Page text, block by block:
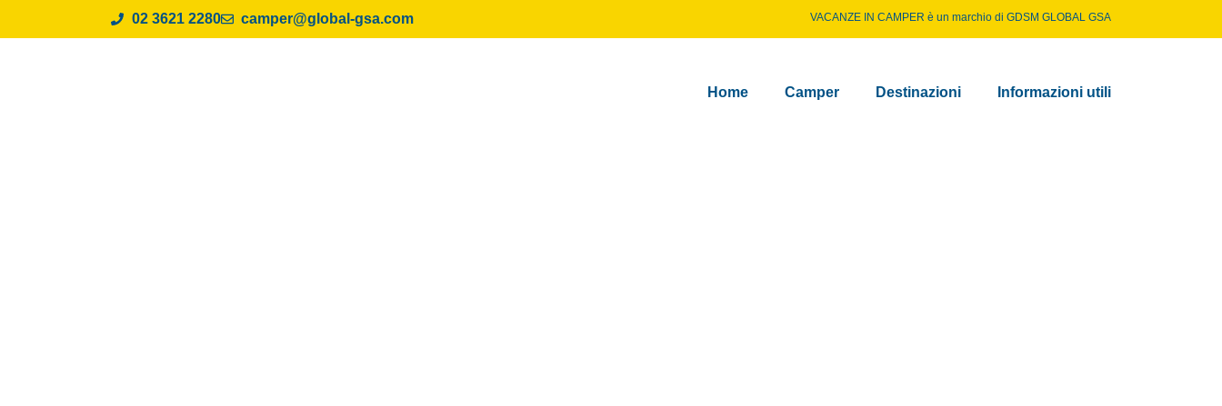
02 3621 2280 camper@global-gsa.com VACANZE IN CAMPER è un marchio di GDSM GLOBAL GSA
Home Camper Destinazioni Informazioni utili